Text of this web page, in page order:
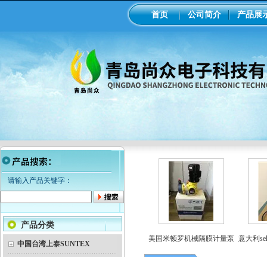
首页 公司简介 产品展
请输入产品关键字：
产品分类
中国台湾上泰SUNTEX
隔膜泵加药
工业在线ph/orp计变送器 美国米顿罗机械隔膜计量泵 意大利seko